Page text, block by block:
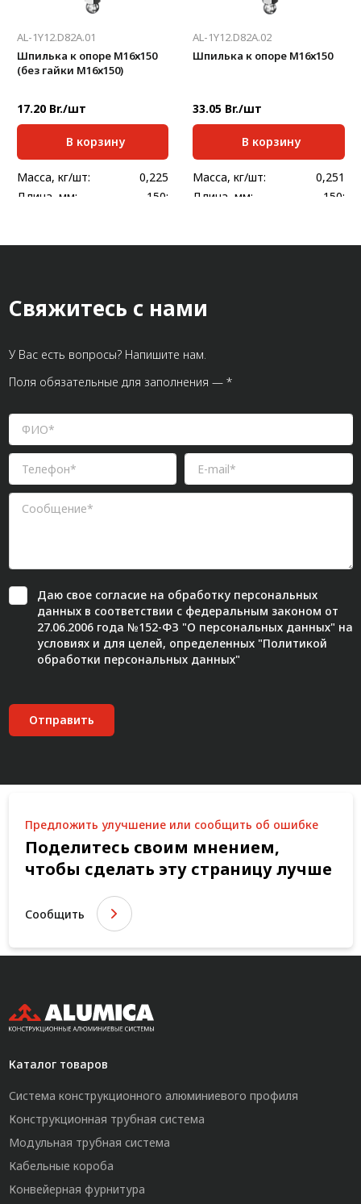
AL-1Y12.D82A.01
Шпилька к опоре М16х150
(без гайки М16х150)
17.20 Br./шт
В корзину
Масса, кг/шт:
0,225
Длина, мм:
150;
AL-1Y12.D82A.02
Шпилька к опоре М16х150
33.05 Br./шт
В корзину
Масса, кг/шт:
0,251
Длина, мм:
150;
Свяжитесь с нами
У Вас есть вопросы? Напишите нам.
Поля обязательные для заполнения — *
Даю свое согласиена обработку персональных
данных в соответствии с федеральным законом от
27.06.2006 года №152-ФЗ "О персональных данных" на
условиях и для целей, определенных "Политикой
обработки персональных данных"
Отправить
Предложить улучшение или сообщить об ошибке
Поделитесь своим мнением,
чтобы сделать эту страницу лучше
Сообщить
Каталог товаров
Система конструкционного алюминиевого профиля
Конструкционная трубная система
Модульная трубная система
Кабельные короба
Конвейерная фурнитура